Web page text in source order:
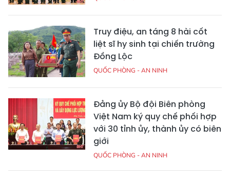
Truy điệu, an táng 8 hài cốt
liệt sĩ hy sinh tại chiến trường
Đồng Lộc
QUỐC PHÒNG - AN NINH
Đảng ủy Bộ đội Biên phòng
Việt Nam ký quy chế phối hợp
với 30 tỉnh ủy, thành ủy có biên
giới
QUỐC PHÒNG - AN NINH